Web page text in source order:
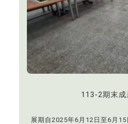
113-2期末成
展期自2025年6月12日至6月